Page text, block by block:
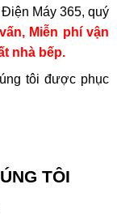
Máy 365, quý
Miễn phí vận
nhà bếp.
tôi được phục
TÔI